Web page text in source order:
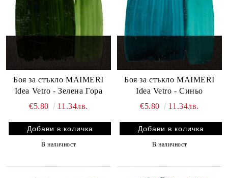
Боя за стъкло MAIMERI
Idea Vetro - Зелена Гора
€5.80
11.34лв.
В наличност
Боя за стъкло MAIMERI
Idea Vetro - Синьо
€5.80
11.34лв.
В наличност